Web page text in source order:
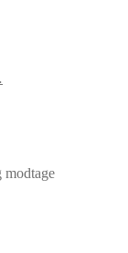
modtage